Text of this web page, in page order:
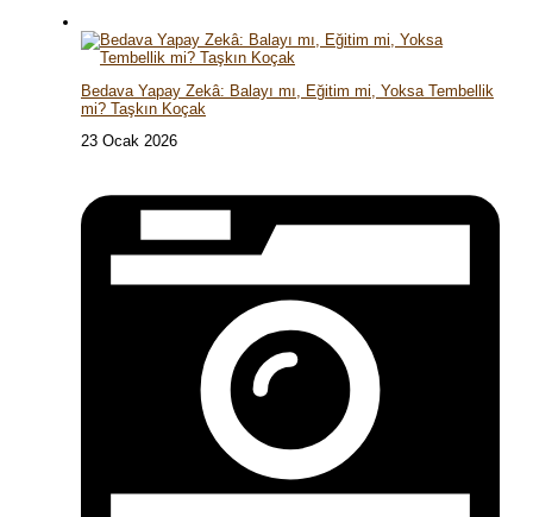
Bedava Yapay Zekâ: Balayı mı, Eğitim mi, Yoksa Tembellik
mi? Taşkın Koçak
23 Ocak 2026